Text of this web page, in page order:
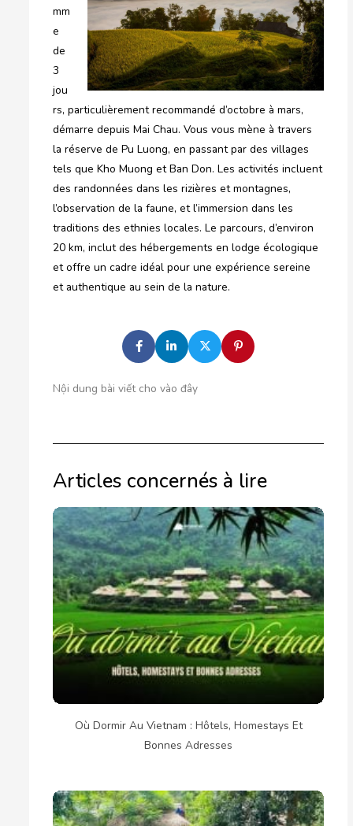
mm
e
de
3
jou
rs, particulièrement recommandé d’octobre à mars,
démarre depuis Mai Chau. Vous vous mène à travers
la réserve de Pu Luong, en passant par des villages
tels que Kho Muong et Ban Don. Les activités incluent
des randonnées dans les rizières et montagnes,
l’observation de la faune, et l’immersion dans les
traditions des ethnies locales. Le parcours, d’environ
20 km, inclut des hébergements en lodge écologique
et offre un cadre idéal pour une expérience sereine
et authentique au sein de la nature.
Nội dung bài viết cho vào đây
Articles concernés à lire
Où Dormir Au Vietnam : Hôtels, Homestays Et
Bonnes Adresses